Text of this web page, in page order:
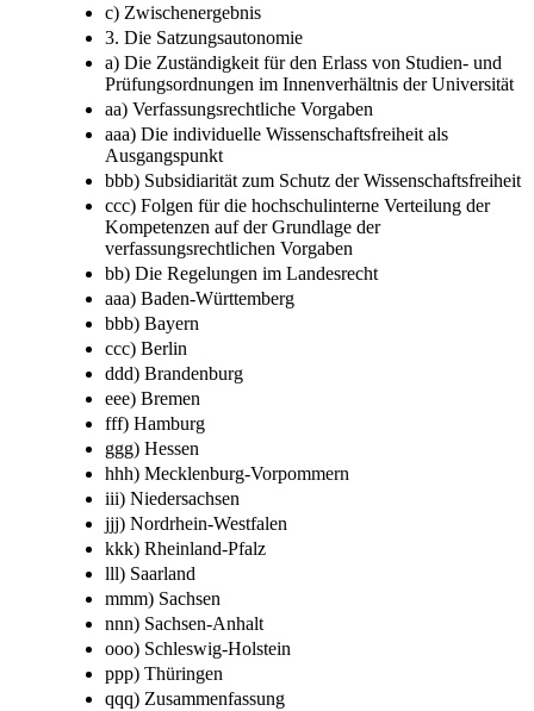
c) Zwischenergebnis
3. Die Satzungsautonomie
a) Die Zuständigkeit für den Erlass von Studien- und
Prüfungsordnungen im Innenverhältnis der Universität
aa) Verfassungsrechtliche Vorgaben
aaa) Die individuelle Wissenschaftsfreiheit als
Ausgangspunkt
bbb) Subsidiarität zum Schutz der Wissenschaftsfreiheit
ccc) Folgen für die hochschulinterne Verteilung der
Kompetenzen auf der Grundlage der
verfassungsrechtlichen Vorgaben
bb) Die Regelungen im Landesrecht
aaa) Baden-Württemberg
bbb) Bayern
ccc) Berlin
ddd) Brandenburg
eee) Bremen
fff) Hamburg
ggg) Hessen
hhh) Mecklenburg-Vorpommern
iii) Niedersachsen
jjj) Nordrhein-Westfalen
kkk) Rheinland-Pfalz
lll) Saarland
mmm) Sachsen
nnn) Sachsen-Anhalt
ooo) Schleswig-Holstein
ppp) Thüringen
qqq) Zusammenfassung